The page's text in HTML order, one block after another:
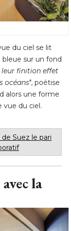
du ciel se lit
sur un fond
leur finition effet
océans", poétise
alors une forme
vue du ciel.
Suez le pari
la